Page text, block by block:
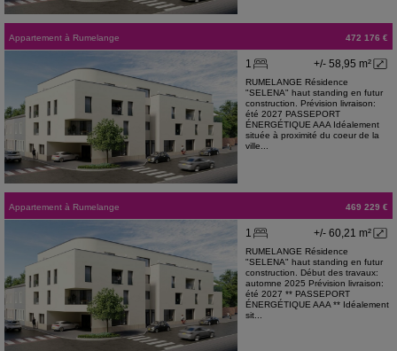
Appartement à Rumelange 472 176 €
+/- 58,95 m²
1
RUMELANGE Résidence
"SELENA" haut standing en futur
construction. Prévision livraison:
été 2027 PASSEPORT
ÉNERGÉTIQUE AAA Idéalement
située à proximité du coeur de la
ville...
Appartement à Rumelange 469 229 €
+/- 60,21 m²
1
RUMELANGE Résidence
"SELENA" haut standing en futur
construction. Début des travaux:
automne 2025 Prévision livraison:
été 2027 ** PASSEPORT
ÉNERGÉTIQUE AAA ** Idéalement
sit...